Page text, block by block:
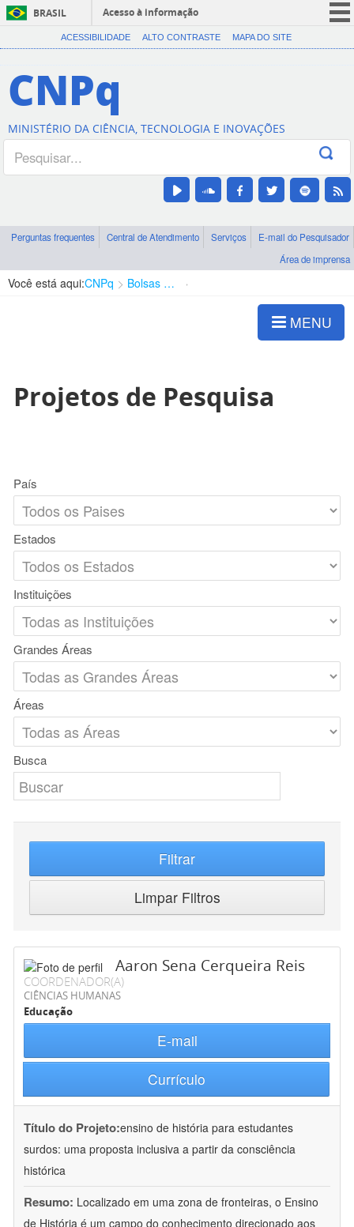
BRASIL
Acesso à informação
CORONAVÍRUS (COVID-19)
Canais
ACESSIBILIDADE ALTO CONTRASTE MAPA DO SITE
CNPq
MINISTÉRIO DA CIÊNCIA, TECNOLOGIA E INOVAÇÕES
Perguntas frequentes Central de Atendimento Serviços
E-mail do Pesquisador
Área de imprensa
Você está aqui:CNPq Bolsas e Auxílios Vigentes
MENU
Projetos de Pesquisa
País
Estados
Instituições
Grandes Áreas
Áreas
Busca
Filtrar
Limpar Filtros
Aaron Sena Cerqueira Reis
COORDENADOR(A)
CIÊNCIAS HUMANAS
Educação
E-mail
Currículo
Título do Projeto:ensino de história para estudantes
surdos: uma proposta inclusiva a partir da consciência
histórica
Resumo: Localizado em uma zona de fronteiras, o Ensino
de História é um campo do conhecimento direcionado aos